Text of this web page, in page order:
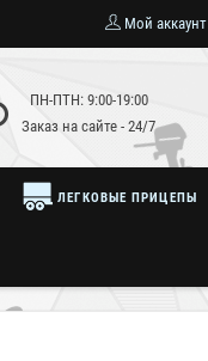
Мой аккаунт
ПН-ПТН: 9:00-19:00
Заказ на сайте - 24/7
ЛЕГКОВЫЕ ПРИЦЕПЫ